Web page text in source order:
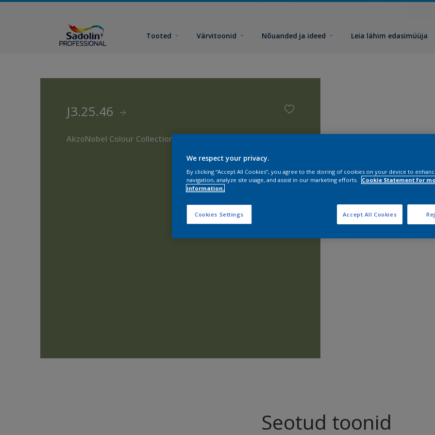
Tooted Värvitoonid Nõuanded ja ideed Leia lähim edasimüüja
J3.25.46
AkzoNobel Colour Collection
Leia
Seotud toonid
We respect your privacy.
By clicking “Accept All Cookies”, you agree to the storing of cookies on your device to
navigation, analyze site usage, and assist in our marketing efforts.
Cookie Statement for
information.
Cookies Settings Accept All Cookies